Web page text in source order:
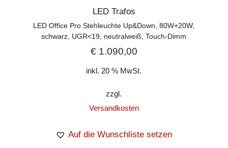
LED Trafos
LED Office Pro Stehleuchte Up&Down, 80W+20W,
schwarz, UGR<19, neutralweiß, Touch-Dimm
€1.090,00
inkl. 20 % MwSt.
zzgl.
Versandkosten
Auf die Wunschliste setzen